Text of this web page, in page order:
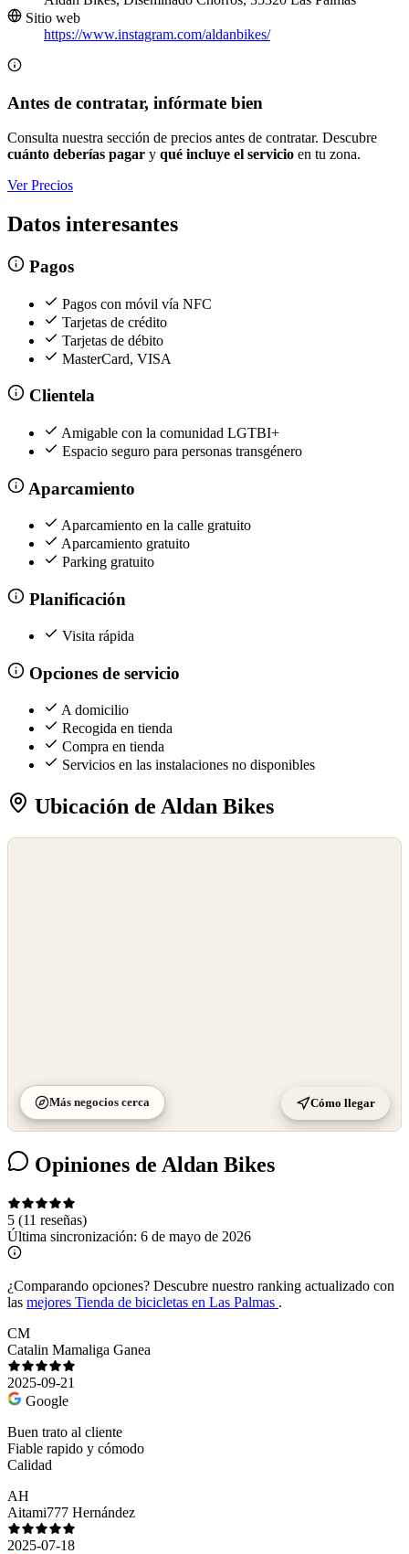
Sitio web
https://www.instagram.com/aldanbikes/
Antes de contratar, infórmate bien
Consulta nuestra sección de precios antes de contratar. Descubre
cuánto deberías pagar y qué incluye el servicio en tu zona.
Ver Precios
Datos interesantes
Pagos
Pagos con móvil vía NFC
Tarjetas de crédito
Tarjetas de débito
MasterCard, VISA
Clientela
Amigable con la comunidad LGTBI+
Espacio seguro para personas transgénero
Aparcamiento
Aparcamiento en la calle gratuito
Aparcamiento gratuito
Parking gratuito
Planificación
Visita rápida
Opciones de servicio
A domicilio
Recogida en tienda
Compra en tienda
Servicios en las instalaciones no disponibles
Ubicación de Aldan Bikes
Más negocios cerca Cómo llegar
Opiniones de Aldan Bikes
5 (11 reseñas)
Última sincronización: 6 de mayo de 2026
¿Comparando opciones? Descubre nuestro ranking actualizado con
las mejores Tienda de bicicletas en Las Palmas .
CM
Catalin Mamaliga Ganea
2025-09-21
Google
Buen trato al cliente
Fiable rapido y cómodo
Calidad
AH
Aitami777 Hernández
2025-07-18